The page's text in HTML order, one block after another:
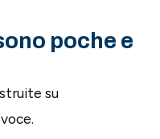
poche e
su